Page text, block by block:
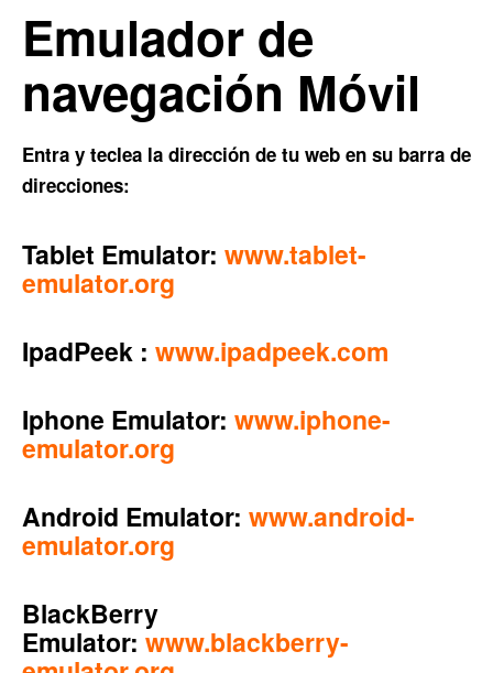
Emulador de
navegación Móvil
Entra y teclea la dirección de tu web en su barra de
direcciones:
Tablet Emulator: www.tablet-
emulator.org
IpadPeek : www.ipadpeek.com
Iphone Emulator: www.iphone-
emulator.org
Android Emulator: www.android-
emulator.org
BlackBerry
Emulator: www.blackberry-